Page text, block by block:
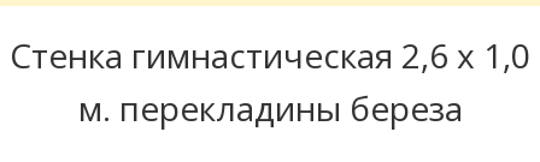
Стенка гимнастическая 2,6 х 1,0
м. перекладины береза